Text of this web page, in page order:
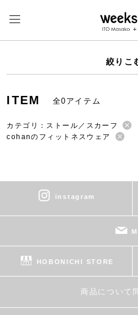
絞りこ
ITEM 全0アイテム
カテゴリ：ストール／スカーフ
cohanのフィットネスウェア
instagram
HOBONICHI STORE
商品について